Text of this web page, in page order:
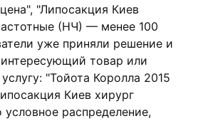
"Липосакция Киев
(НЧ) — менее 100
уже приняли решение и
товар или
"Тойота Королла 2015
Киев хирург
распределение,